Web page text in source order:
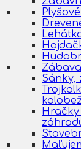
Sánky,